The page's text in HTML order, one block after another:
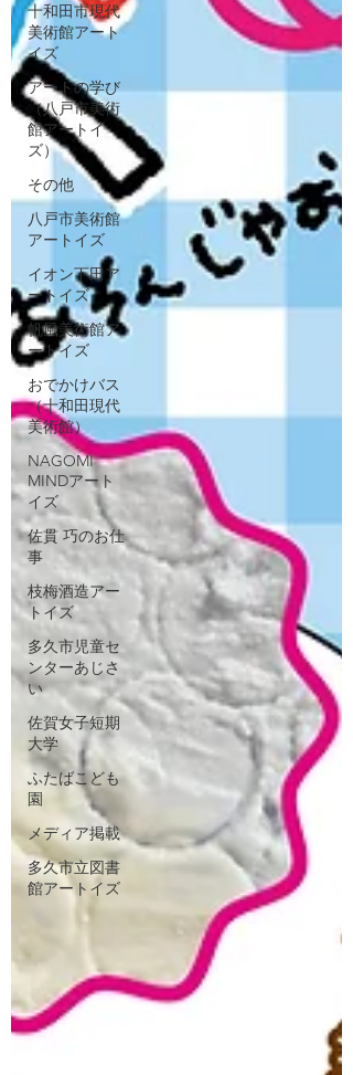
十和田市現代
美術館アート
イズ
アートの学び
（八戸市美術
館アートイ
ズ）
その他
八戸市美術館
アートイズ
イオン下田ア
ートイズ
帆風美術館ア
ートイズ
おでかけバス
（十和田現代
美術館）
NAGOMI
MINDアート
イズ
佐貫 巧のお仕
事
枝梅酒造アー
トイズ
多久市児童セ
ンターあじさ
い
佐賀女子短期
大学
ふたばこども
園
メディア掲載
多久市立図書
館アートイズ